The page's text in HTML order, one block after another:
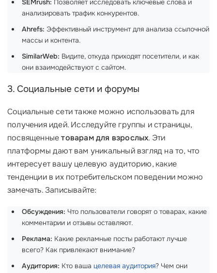
SEMrush: Позволяет исследовать ключевые слова и
анализировать трафик конкурентов.
Ahrefs: Эффективный инструмент для анализа ссылочной
массы и контента.
SimilarWeb: Видите, откуда приходят посетители, и как
они взаимодействуют с сайтом.
3. Социальные сети и форумы
Социальные сети также можно использовать для
получения идей. Исследуйте группы и страницы,
посвященныетоварам для взрослых. Эти
платформы дают вам уникальный взгляд на то, что
интересует вашу целевую аудиторию, какие
тенденции в их потребительском поведении можно
замечать. Записывайте:
Обсуждения: Что пользователи говорят о товарах, какие
комментарии и отзывы оставляют.
Реклама: Какие рекламные посты работают лучше
всего? Как привлекают внимание?
Аудитория: Кто ваша целевая аудитория? Чем они